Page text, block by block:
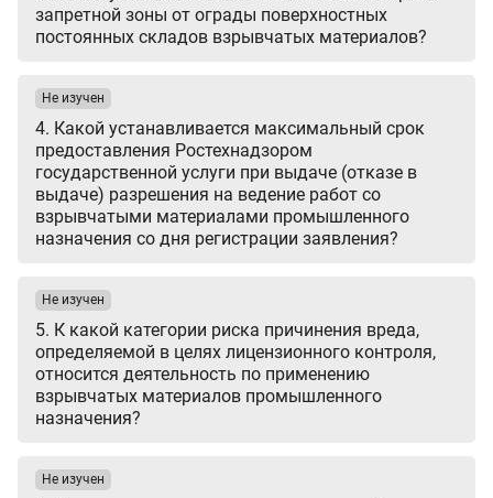
запретной зоны от ограды поверхностных
постоянных складов взрывчатых материалов?
4. Какой устанавливается максимальный срок
предоставления Ростехнадзором
государственной услуги при выдаче (отказе в
выдаче) разрешения на ведение работ со
взрывчатыми материалами промышленного
назначения со дня регистрации заявления?
Не изучен
5. К какой категории риска причинения вреда,
определяемой в целях лицензионного контроля,
относится деятельность по применению
взрывчатых материалов промышленного
назначения?
Не изучен
Не изучен